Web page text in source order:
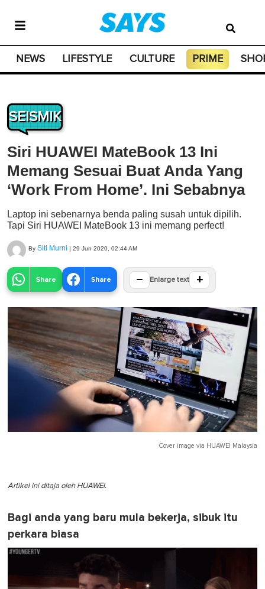
NEWS LIFESTYLE CULTURE PRIME
SEISMIK
Siri HUAWEI MateBook 13 Ini
Memang Sesuai Buat Anda Yang
‘Work From Home’. Ini Sebabnya
Laptop ini sebenarnya benda paling susah untuk dipilih.
Tapi Siri HUAWEI MateBook 13 ini memang perfect!
By Siti Murni | 29 Jun 2020, 02:44 AM
Share Share − Enlarge text +
Cover image via HUAWEI Malaysia
Artikel ini ditaja oleh HUAWEI.
Bagi anda yang baru mula bekerja, sibuk itu
perkara biasa